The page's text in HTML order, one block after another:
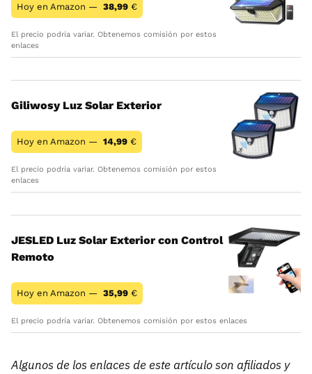
Hoy en Amazon — 38,99 €
El precio podría variar. Obtenemos comisión por estos
enlaces
Giliwosy Luz Solar Exterior
Hoy en Amazon — 14,99 €
El precio podría variar. Obtenemos comisión por estos
enlaces
JESLED Luz Solar Exterior con Control
Remoto
Hoy en Amazon — 35,99 €
El precio podría variar. Obtenemos comisión por estos enlaces
Algunos de los enlaces de este artículo son afiliados y